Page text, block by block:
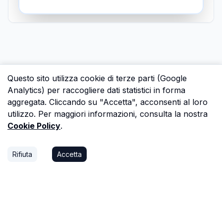
Questo sito utilizza cookie di terze parti (Google
Analytics) per raccogliere dati statistici in forma
aggregata. Cliccando su "Accetta", acconsenti al loro
utilizzo. Per maggiori informazioni, consulta la nostra
Cookie Policy.
Rifiuta Accetta